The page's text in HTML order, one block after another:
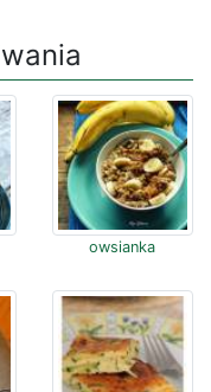
owsianka